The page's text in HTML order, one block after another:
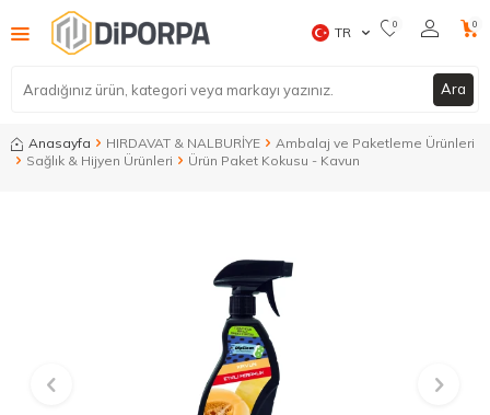
Ara
TR 0 0
Anasayfa HIRDAVAT & NALBURİYE
Ambalaj ve Paketleme Ürünleri
Sağlık & Hijyen Ürünleri
Ürün Paket Kokusu - Kavun